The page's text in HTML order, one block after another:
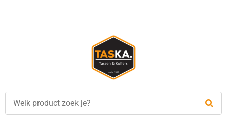
besteld, is vandaag verzonden!